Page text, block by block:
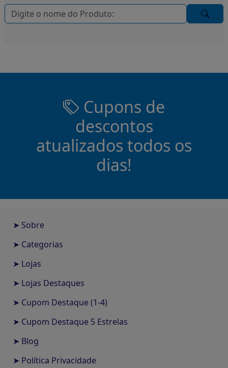
Cupons de
descontos
atualizados todos os
dias!
➤ Sobre
➤ Categorias
➤ Lojas
➤ Lojas Destaques
➤ Cupom Destaque (1-4)
➤ Cupom Destaque 5 Estrelas
➤ Blog
➤ Política Privacidade